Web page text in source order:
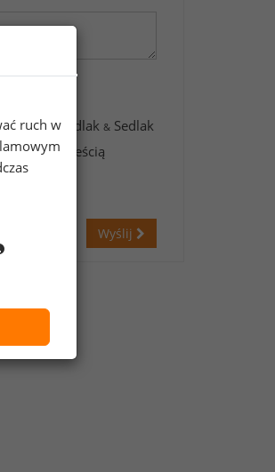
przez Sedlak & Sedlak
się z treścią
Wyślij
ruch w